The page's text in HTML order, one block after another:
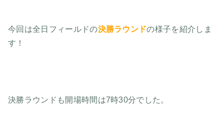
今回は全日フィールドの決勝ラウンドの様子を紹介しま
す！
決勝ラウンドも開場時間は7時30分でした。